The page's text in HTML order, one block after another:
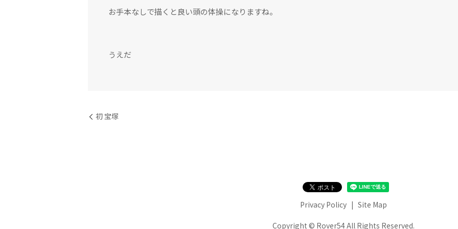
お手本なしで描くと良い頭の体操になりますね。
うえだ
初 宝塚
Privacy Policy Site Map
Copyright © Rover54 All Rights Reserved.